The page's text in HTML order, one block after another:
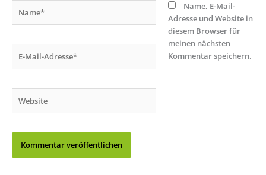
Mail-
Name, E-Mail-
Adresse und Website in
diesem Browser für
meinen nächsten
Kommentar speichern.